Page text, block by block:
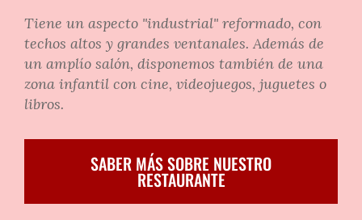
Tiene un aspecto "industrial" reformado, con
techos altos y grandes ventanales. Además de
un amplío salón, disponemos también de una
zona infantil con cine, videojuegos, juguetes o
libros.
SABER MÁS SOBRE NUESTRO
RESTAURANTE